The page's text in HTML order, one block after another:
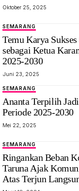
Oktober 25, 2025
SEMARANG
Temu Karya
sebagai Ketua
2025-2030
Juni 23, 2025
SEMARANG
Ananta Terpilih
Periode 2025-2030
Mei 22, 2025
SEMARANG
Ringankan Beban
Taruna Ajak
Atas Terjun